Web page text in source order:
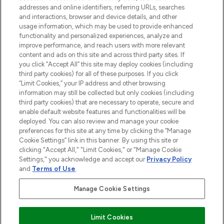
Consentement aux cookies
Do Not Sell or Share My Personal
Information
AIDE ET INFORMATIONS
INFORMATIONS GÉNÉRALES
À PROPOS DE LOOKFANTASTIC
Payer en toute sécurité avec
addresses and online identifiers, referring URLs, searches
and interactions, browser and device details, and other
usage information, which may be used to provide enhanced
functionality and personalized experiences, analyze and
improve performance, and reach users with more relevant
content and ads on this site and across third party sites. If
you click “Accept All” this site may deploy cookies (including
third party cookies) for all of these purposes. If you click
“Limit Cookies,” your IP address and other browsing
information may still be collected but only cookies (including
third party cookies) that are necessary to operate, secure and
enable default website features and functionalities will be
deployed. You can also review and manage your cookie
preferences for this site at any time by clicking the “Manage
Cookie Settings” link in this banner. By using this site or
clicking "Accept All," "Limit Cookies," or "Manage Cookie
Settings," you acknowledge and accept our Privacy Policy
and Terms of Use.
Manage Cookie Settings
Limit Cookies